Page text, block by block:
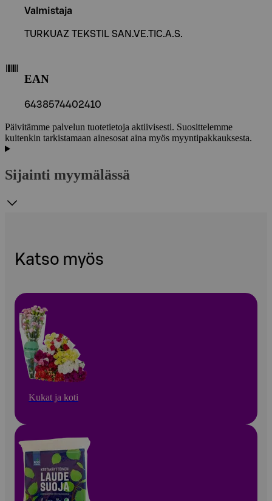
Valmistaja
TURKUAZ TEKSTIL SAN.VE.TIC.A.S.
EAN
6438574402410
Päivitämme palvelun tuotetietoja aktiivisesti. Suosittelemme
kuitenkin tarkistamaan ainesosat aina myös myyntipakkauksesta.
Sijainti myymälässä
Katso myös
Kukat ja koti